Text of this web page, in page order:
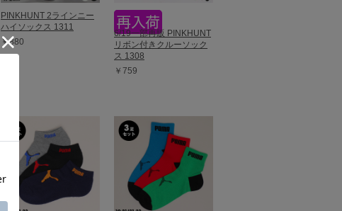
PINKHUNT 2ラインニー
ハイソックス 1311
￥880
6/19一部再販 PINKHUNT
リボン付きクルーソック
ス 1308
￥759